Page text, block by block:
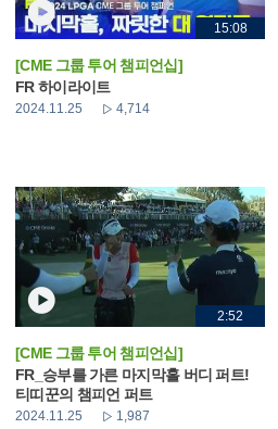
15:08
[CME 그룹 투어 챔피언십]
FR 하이라이트
2024.11.25 4,714
2:52
[CME 그룹 투어 챔피언십]
FR_승부를 가른 마지막홀 버디 퍼트!
티띠꾼의 챔피언 퍼트
2024.11.25 1,987